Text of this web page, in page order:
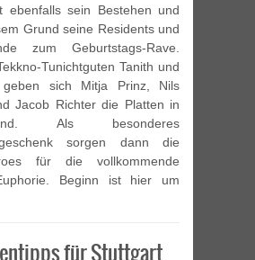
ebenfalls sein Bestehen und
Grund seine Residents und
zum Geburtstags-Rave.
Tunichtguten Tanith und
sich Mitja Prinz, Nils
Jacob Richter die Platten in
Als besonderes
sorgen dann die
für die vollkommende
Beginn ist hier um
für Stuttgart